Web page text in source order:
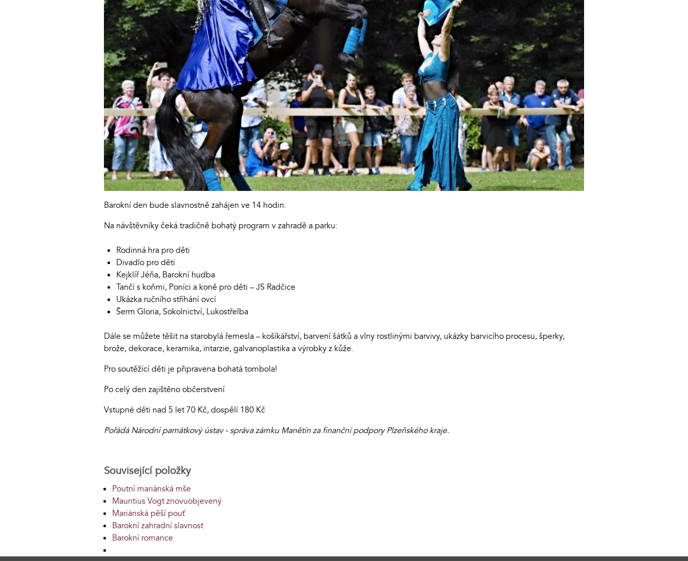
Barokní den bude slavnostně zahájen ve 14 hodin.
Na návštěvníky čeká tradičně bohatý program v zahradě a parku:
Rodinná hra pro děti
Divadlo pro děti
Kejklíř Jéňa, Barokní hudba
Tančí s koňmi, Poníci a koně pro děti – JS Radčice
Ukázka ručního stříhání ovcí
Šerm Gloria, Sokolnictví, Lukostřelba
Dále se můžete těšit na starobylá řemesla – košíkářství, barvení šátků a vlny rostlinými barvivy, ukázky barvicího procesu, šperky,
brože, dekorace, keramika, intarzie, galvanoplastika a výrobky z kůže.
Pro soutěžící děti je připravena bohatá tombola!
Po celý den zajištěno občerstvení
Vstupné děti nad 5 let 70 Kč, dospělí 180 Kč
Pořádá Národní památkový ústav - správa zámku Manětín za finanční podpory Plzeňského kraje.
Související položky
Poutní mariánská mše
Mauritius Vogt znovuobjevený
Mariánská pěší pouť
Barokní zahradní slavnost
Barokní romance